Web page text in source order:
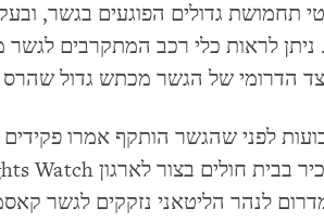
תחמושת גדולים הפוגעים בגשר,
ניתן לראות כלי רכב המתקרבים לגשר
הדרומי של הגשר מכתש גדול
לפני שהגשר הותקף אמרו פקידים
לנהר הליטאני נזקקים לגשר